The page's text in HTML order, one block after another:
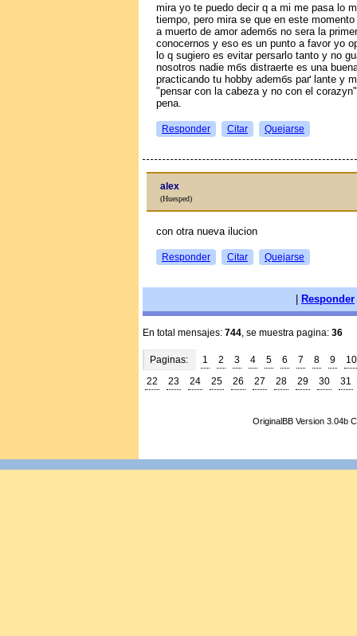
mira yo te puedo decir q a mi me pasa lo
tiempo, pero mira se que en este
a muerto de amor ademбs no sera la
conocernos y eso es un punto a favor yo
lo q sugiero es evitar persarlo tanto y no
nosotros nadie mбs distraerte es una
practicando tu hobby ademбs paґ lante y
"pensar con la cabeza y no con el
pena.
Responder Citar Quejarse
alex
(Huesped)
con otra nueva ilucion
Responder Citar Quejarse
Responder
En total mensajes: 744, se muestra pagina: 36
Paginas: 1 2 3 4 5 6 7 8 9
10
22
23 24 25 26 27 28 29 30 31
OriginalBB Version 3.04b